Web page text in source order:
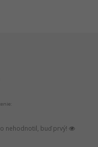
nehodnotil, buď prvý!